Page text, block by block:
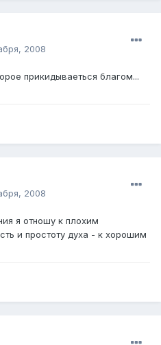
2008
прикидываеться благом...
2008
я отношу к плохим
и простоту духа - к хорошим